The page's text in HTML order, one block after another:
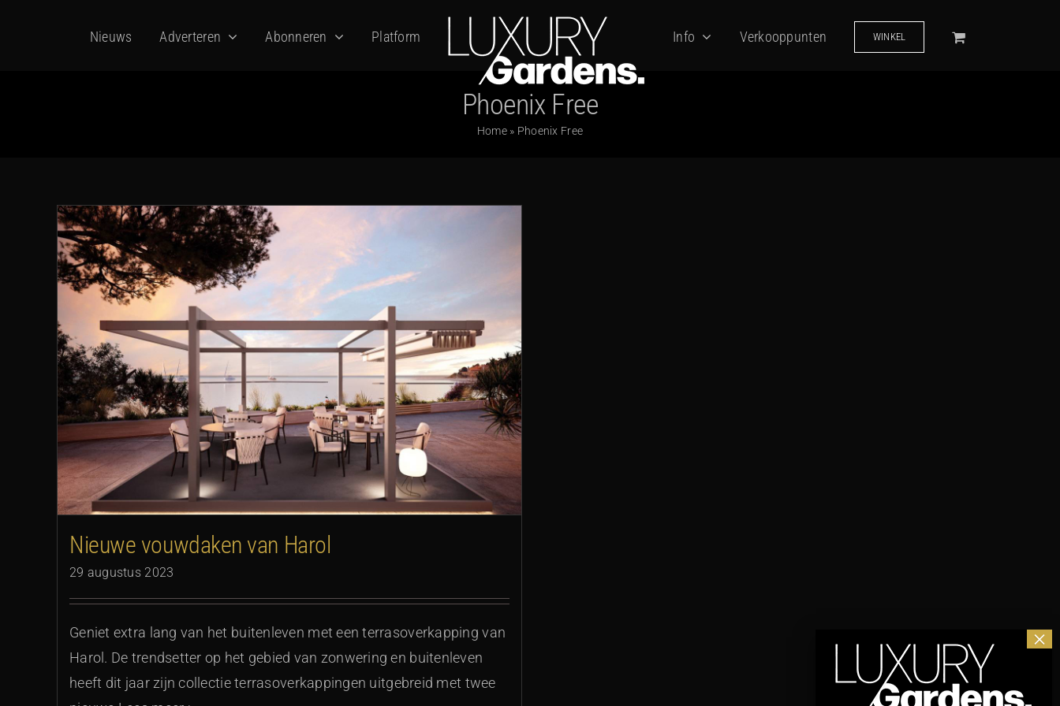
Nieuws Adverteren Abonneren Platform Info Verkooppunten WINKEL
Phoenix Free
Home » Phoenix Free
Nieuwe vouwdaken van Harol
29 augustus 2023
Geniet extra lang van het buitenleven met een terrasoverkapping van
Harol. De trendsetter op het gebied van zonwering en buitenleven
heeft dit jaar zijn collectie terrasoverkappingen uitgebreid met twee